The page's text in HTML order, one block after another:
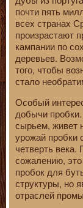
почти пять
всех странах
произрастают
кампании по
деревьев.
того, чтобы
стало
Особый
добычи
сырьем, живет
урожай пробки
четверть
сожалению,
пробок для
структуры, но
отраслей